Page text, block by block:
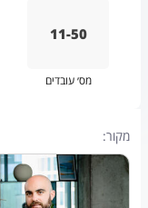
11-50
מס׳ עובדים
מקור: